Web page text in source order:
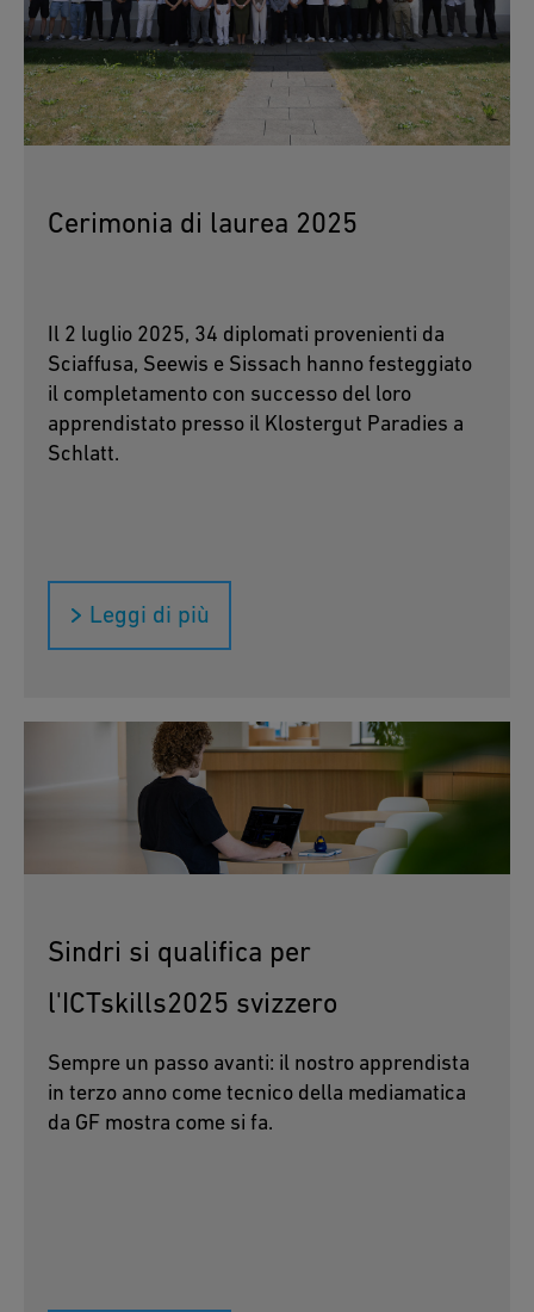
Cerimonia di laurea 2025
Il 2 luglio 2025, 34 diplomati provenienti da
Sciaffusa, Seewis e Sissach hanno festeggiato
il completamento con successo del loro
apprendistato presso il Klostergut Paradies a
Schlatt.
Leggi di più
Sindri si qualifica per
l'ICTskills2025 svizzero
Sempre un passo avanti: il nostro apprendista
in terzo anno come tecnico della mediamatica
da GF mostra come si fa.